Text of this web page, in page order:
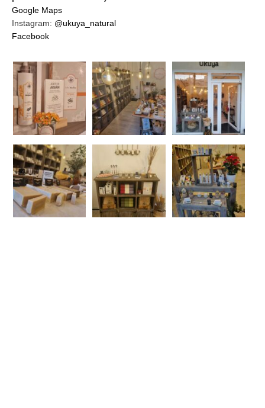
Google Maps
Instagram: @ukuya_natural
Facebook